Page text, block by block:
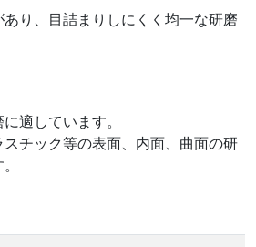
り、目詰まりしにくく均一な研磨
適しています。
チック等の表面、内面、曲面の研